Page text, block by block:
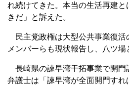
れ続けてきた。本当の生活再建
きだ」と訴えた。
民主党政権は大型公共事業復活
メンバーらも現状報告し、八ツ場
長崎県の諫早湾干拓事業で開門
弁護士は「諫早湾が全面開門す